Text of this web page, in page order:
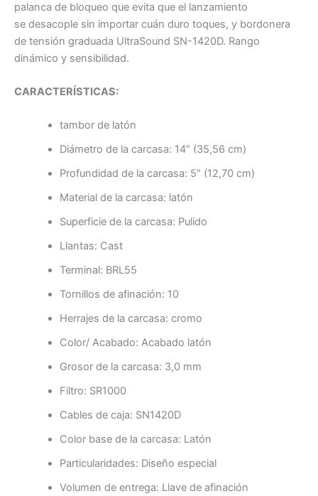
palanca de bloqueo que evita que el lanzamiento
se desacople sin importar cuán duro toques, y bordonera
de tensión graduada UltraSound SN-1420D. Rango
dinámico y sensibilidad.
CARACTERÍSTICAS:
tambor de latón
Diámetro de la carcasa: 14″ (35,56 cm)
Profundidad de la carcasa: 5″ (12,70 cm)
Material de la carcasa: latón
Superficie de la carcasa: Pulido
Llantas: Cast
Terminal: BRL55
Tornillos de afinación: 10
Herrajes de la carcasa: cromo
Color/ Acabado: Acabado latón
Grosor de la carcasa: 3,0 mm
Filtro: SR1000
Cables de caja: SN1420D
Color base de la carcasa: Latón
Particularidades: Diseño especial
Volumen de entrega: Llave de afinación